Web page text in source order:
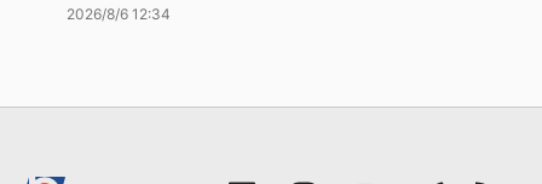
2026/8/6 12:34